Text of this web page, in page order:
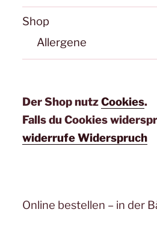
Shop
Allergene
Der Shop nutzCookies.
Falls du Cookies
widerrufe Widerspruch
Online bestellen – in der